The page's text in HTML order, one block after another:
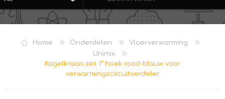
REGISTREREN
VERLANGLIJST
Home Onderdelen
Vloerverwarming
Unimix
Kogelkraan set 1" hoek rood-blauw voor
verwarmingscircuitverdeler